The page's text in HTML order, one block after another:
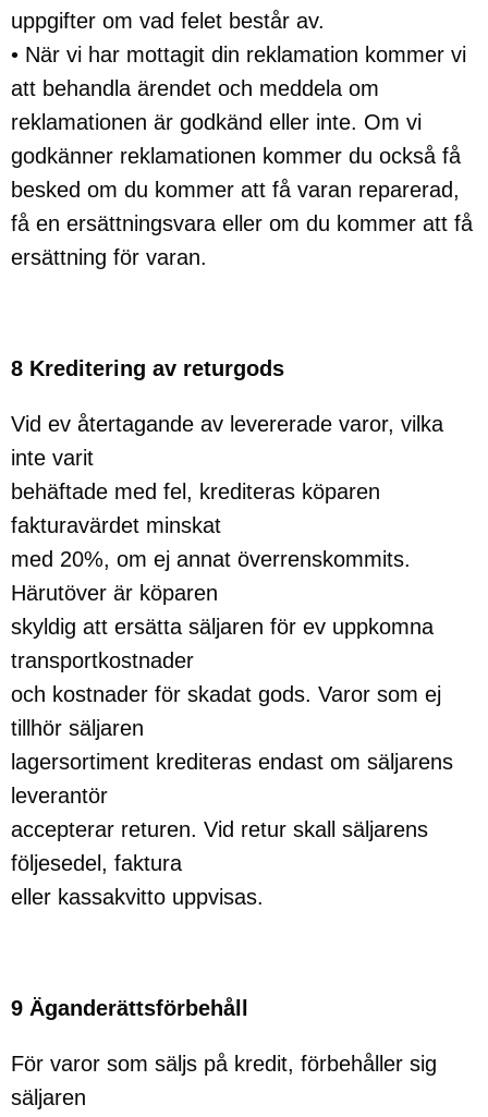
uppgifter om vad felet består av.
• När vi har mottagit din reklamation kommer vi
att behandla ärendet och meddela om
reklamationen är godkänd eller inte. Om vi
godkänner reklamationen kommer du också få
besked om du kommer att få varan reparerad,
få en ersättningsvara eller om du kommer att få
ersättning för varan.
8 Kreditering av returgods
Vid ev återtagande av levererade varor, vilka
inte varit
behäftade med fel, krediteras köparen
fakturavärdet minskat
med 20%, om ej annat överrenskommits.
Härutöver är köparen
skyldig att ersätta säljaren för ev uppkomna
transportkostnader
och kostnader för skadat gods. Varor som ej
tillhör säljaren
lagersortiment krediteras endast om säljarens
leverantör
accepterar returen. Vid retur skall säljarens
följesedel, faktura
eller kassakvitto uppvisas.
9 Äganderättsförbehåll
För varor som säljs på kredit, förbehåller sig
säljaren